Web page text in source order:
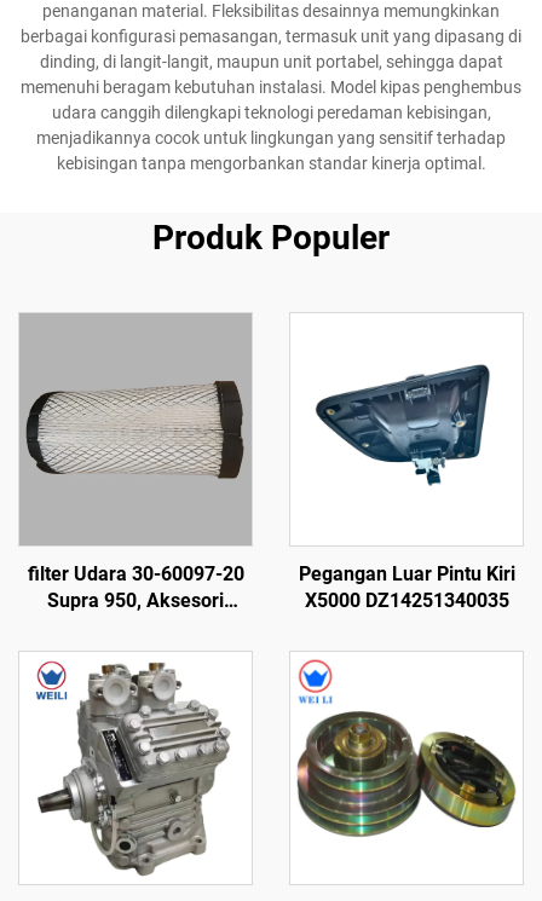
penanganan material. Fleksibilitas desainnya memungkinkan
berbagai konfigurasi pemasangan, termasuk unit yang dipasang di
dinding, di langit-langit, maupun unit portabel, sehingga dapat
memenuhi beragam kebutuhan instalasi. Model kipas penghembus
udara canggih dilengkapi teknologi peredaman kebisingan,
menjadikannya cocok untuk lingkungan yang sensitif terhadap
kebisingan tanpa mengorbankan standar kinerja optimal.
Produk Populer
filter Udara 30-60097-20
Supra 950, Aksesori
Transportasi, Aksesori
Kendaraan Berpendingin
Pegangan Luar Pintu Kiri
X5000 DZ14251340035